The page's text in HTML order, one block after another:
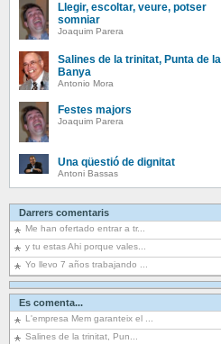
Llegir, escoltar, veure, potser
somniar
Joaquim Parera
Salines de la trinitat, Punta de la
Banya
Antonio Mora
Festes majors
Joaquim Parera
Una qüestió de dignitat
Antoni Bassas
Darrers comentaris
Me han ofertado entrar a tr...
y tu estas Ahi porque vales...
Yo llevo 7 años trabajando ...
Es comenta...
L'empresa Mem garanteix el ...
Salines de la trinitat, Pun...